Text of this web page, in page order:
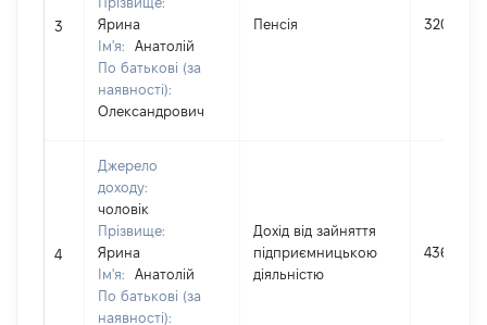
3
Ярина
Ім'я:
Анатолій
По батькові (за
наявності):
Олександрович
Пенсія 32027
4
Джерело
доходу:
чоловік
Прізвище:
Ярина
Ім'я:
Анатолій
По батькові (за
наявності):
Дохід від зайняття
підприємницькою
діяльністю
43660